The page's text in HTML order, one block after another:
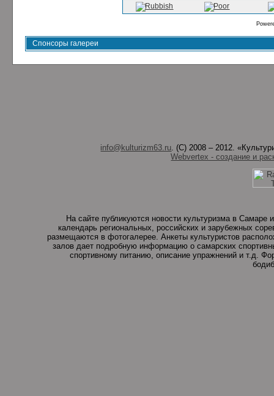
Спонсоры галереи
info@kulturizm63.ru. (C) 2008 – 2012.
Webvertex - создание и
На сайте публикуются новости культуризма в
календарь региональных, российских и зарубежных
размещаются в фотогалерее. Анкеты культуристов
залов дает подробную информацию о самарских
спортивному питанию, описание упражнений и т.д.